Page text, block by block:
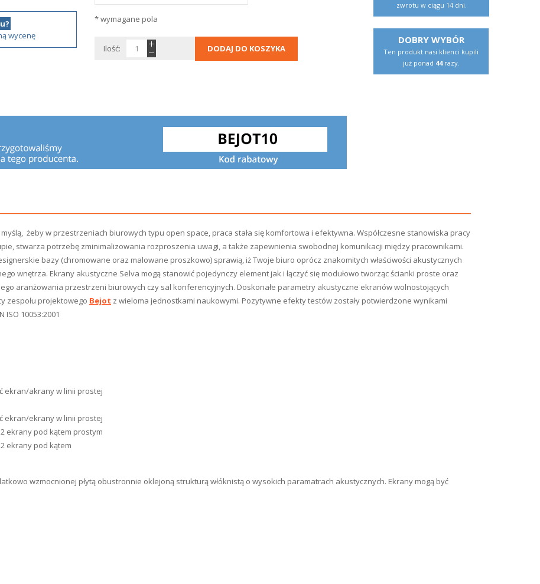
wycenę
* wymagane pola
Ilość: DODAJ DO KOSZYKA
zwrotu w ciągu 14 dni.
DOBRY WYBÓR
Ten produkt nasi klienci kupili
już ponad 44razy.
żeby w przestrzeniach biurowych typu open space, praca stała się komfortowa i efektywna. Współczesne stanowiska pracy
stwarza potrzebę zminimalizowania rozproszenia uwagi, a także zapewnienia swobodnej komunikacji między pracownikami.
bazy (chromowane oraz malowane proszkowo) sprawią, iż Twoje biuro oprócz znakomitych właściwości akustycznych
wnętrza. Ekrany akustyczne Selva mogą stanowić pojedynczy element jak i łączyć się modułowo tworząc ścianki proste oraz
aranżowania przestrzeni biurowych czy sal konferencyjnych. Doskonałe parametry akustyczne ekranów wolnostojących
zespołu projektowego Bejot z wieloma jednostkami naukowymi. Pozytywne efekty testów zostały potwierdzone wynikami
10053:2001
ekran/akrany w linii prostej
ekran/ekrany w linii prostej
ekrany pod kątem prostym
ekrany pod kątem
wzmocnionej płytą obustronnie oklejoną strukturą włóknistą o wysokich paramatrach akustycznych. Ekrany mogą być